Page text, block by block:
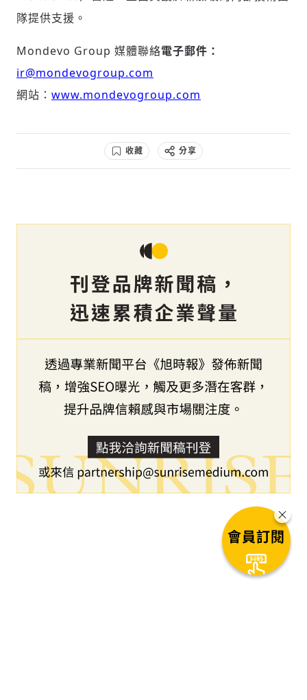
隊提供支援。
Mondevo Group 媒體聯絡電子郵件：
ir@mondevogroup.com
網站： www.mondevogroup.com
收藏 分享
會員訂閱